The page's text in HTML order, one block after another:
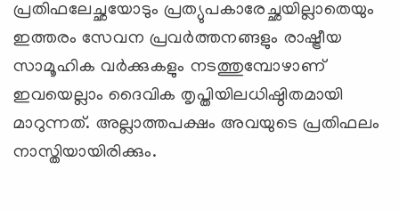
പ്രതിഫലേച്ഛയോടും പ്രത്യുപകാരേച്ഛയില്ലാതെയും
ഇത്തരം സേവന പ്രവര്‍ത്തനങ്ങളും രാഷ്ട്രീയ
സാമൂഹിക വര്‍ക്കുകളും നടത്തുമ്പോഴാണ്
ഇവയെല്ലാം ദൈവിക തൃപ്തിയിലധിഷ്ഠിതമായി
മാറുന്നത്. അല്ലാത്തപക്ഷം അവയുടെ പ്രതിഫലം
നാസ്തിയായിരിക്കും.